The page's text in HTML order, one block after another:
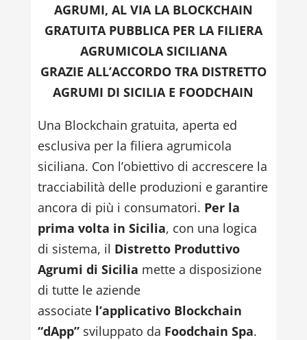
AGRUMI, AL VIA LA BLOCKCHAIN
GRATUITA PUBBLICA PER LA FILIERA
AGRUMICOLA SICILIANA
GRAZIE ALL’ACCORDO TRA DISTRETTO
AGRUMI DI SICILIA E FOODCHAIN
Una Blockchain gratuita, aperta ed
esclusiva per la filiera agrumicola
siciliana. Con l’obiettivo di accrescere la
tracciabilità delle produzioni e garantire
ancora di più i consumatori. Per la
prima volta in Sicilia, con una logica
di sistema, il Distretto Produttivo
Agrumi di Sicilia mette a disposizione
di tutte le aziende
associate l’applicativo Blockchain
“dApp”sviluppato da Foodchain Spa.